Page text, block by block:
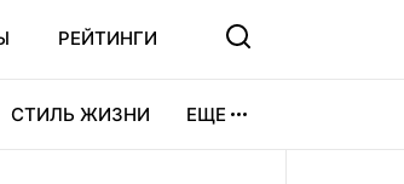
РЕЙТИНГИ
СТИЛЬ ЖИЗНИ ЕЩЕ